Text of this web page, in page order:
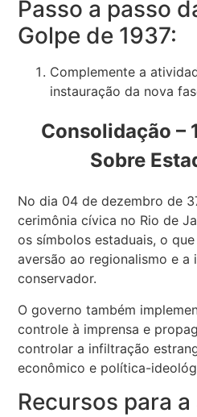
Passo a passo
Golpe de 1937:
Complemente a
instauração da nova
Consolidação –
Sobre
No dia 04 de dezembro de
cerimônia cívica no Rio de
os símbolos estaduais, o
aversão ao regionalismo e
conservador.
O governo também
controle à imprensa e
controlar a infiltração
econômico e política-
Recursos para